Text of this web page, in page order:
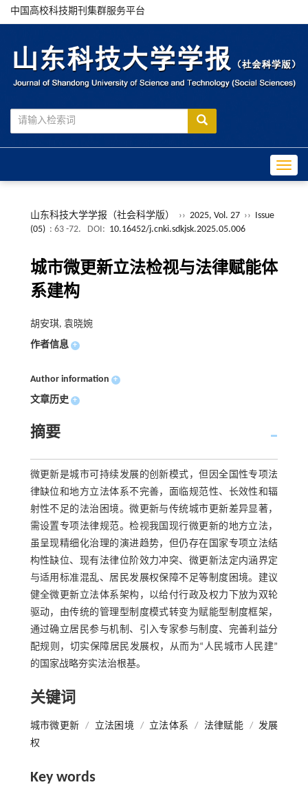
中国高校科技期刊集群服务平台
山东科技大学学报（社会科学版） ›› 2025, Vol. 27 ›› Issue
(05) : 63 -72. DOI: 10.16452/j.cnki.sdkjsk.2025.05.006
城市微更新立法检视与法律赋能体
系建构
胡安琪, 袁晓婉
作者信息 +
Author information +
文章历史 +
摘要
微更新是城市可持续发展的创新模式，但因全国性专项法
律缺位和地方立法体系不完善，面临规范性、长效性和辐
射性不足的法治困境。微更新与传统城市更新差异显著，
需设置专项法律规范。检视我国现行微更新的地方立法，
虽呈现精细化治理的演进趋势，但仍存在国家专项立法结
构性缺位、现有法律位阶效力冲突、微更新法定内涵界定
与适用标准混乱、居民发展权保障不足等制度困境。建议
健全微更新立法体系架构，以给付行政及权力下放为双轮
驱动，由传统的管理型制度模式转变为赋能型制度框架，
通过确立居民参与机制、引入专家参与制度、完善利益分
配规则，切实保障居民发展权，从而为“人民城市人民建”
的国家战略夯实法治根基。
关键词
城市微更新 / 立法困境 / 立法体系 / 法律赋能 / 发展
权
Key words